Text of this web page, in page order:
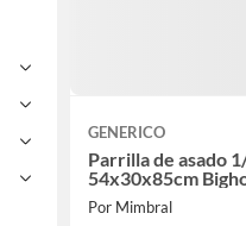
GENERICO
Parrilla de asado
54x30x85cm
Por Mimbral